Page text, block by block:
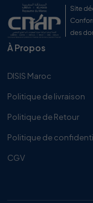
À Propos
DISIS Maroc
Politique de livraison
Politique de Retour
Politique de
CGV